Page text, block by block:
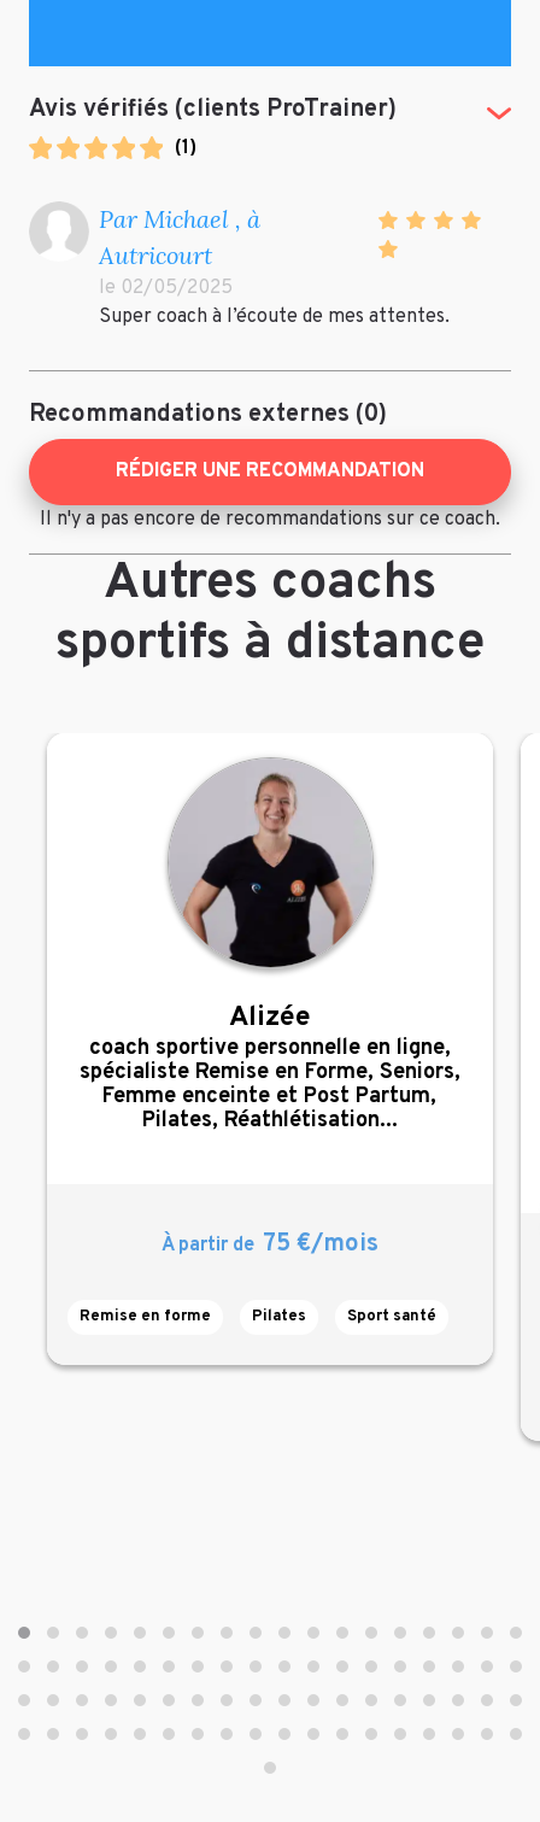
Avis vérifiés (clients ProTrainer)
(1)
Par Michael , à
Autricourt
le 02/05/2025
Super coach à l’écoute de mes attentes.
Recommandations externes (0)
RÉDIGER UNE RECOMMANDATION
Il n'y a pas encore de recommandations sur ce coach.
Autres coachs
sportifs à distance
Alizée
,
coach sportive personnelle en ligne,
spécialiste Remise en Forme, Seniors,
Femme enceinte et Post Partum,
Pilates, Réathlétisation...
À partir de 75 €/mois
Remise en forme Pilates Sport santé